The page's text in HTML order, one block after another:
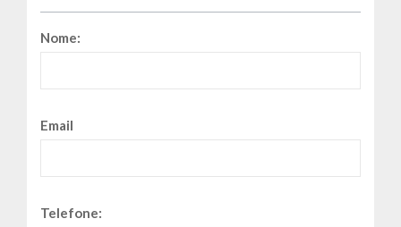
Nome:
Email
Telefone: